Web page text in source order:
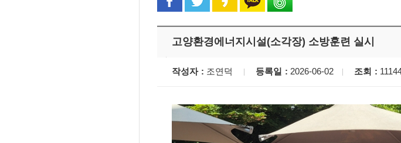
고양환경에너지시설(소각장) 소방훈련 실시
작성자 조연덕 등록일 2026-06-02 조회